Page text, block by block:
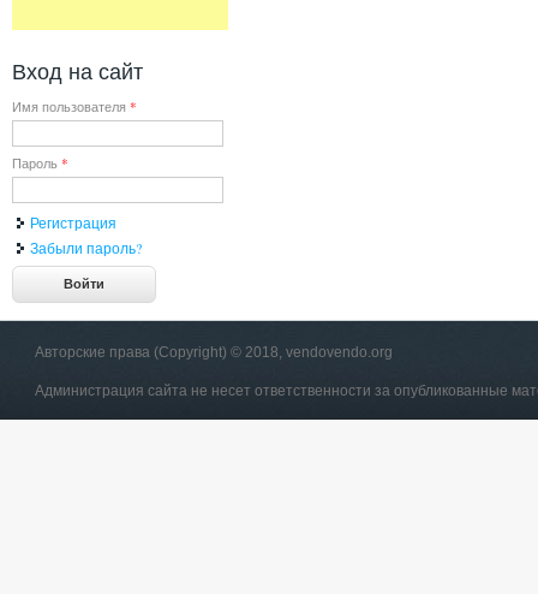
Вход на сайт
Имя пользователя *
Пароль *
Регистрация
Забыли пароль?
Авторские права (Copyright) © 2018, vendovendo.org
Администрация сайта не несет ответственности за опубликованные